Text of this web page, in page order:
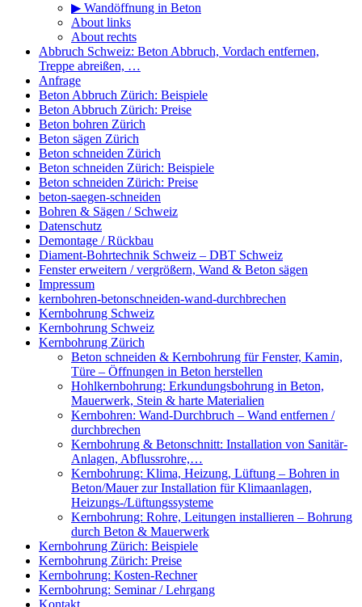
▶ Wandöffnung in Beton
About links
About rechts
Abbruch Schweiz: Beton Abbruch, Vordach entfernen,
Treppe abreißen, …
Anfrage
Beton Abbruch Zürich: Beispiele
Beton Abbruch Zürich: Preise
Beton bohren Zürich
Beton sägen Zürich
Beton schneiden Zürich
Beton schneiden Zürich: Beispiele
Beton schneiden Zürich: Preise
beton-saegen-schneiden
Bohren & Sägen / Schweiz
Datenschutz
Demontage / Rückbau
Diament-Bohrtechnik Schweiz – DBT Schweiz
Fenster erweitern / vergrößern, Wand & Beton sägen
Impressum
kernbohren-betonschneiden-wand-durchbrechen
Kernbohrung Schweiz
Kernbohrung Schweiz
Kernbohrung Zürich
Beton schneiden & Kernbohrung für Fenster, Kamin,
Türe – Öffnungen in Beton herstellen
Hohlkernbohrung: Erkundungsbohrung in Beton,
Mauerwerk, Stein & harte Materialien
Kernbohren: Wand-Durchbruch – Wand entfernen /
durchbrechen
Kernbohrung & Betonschnitt: Installation von Sanitär-
Anlagen, Abflussrohre,…
Kernbohrung: Klima, Heizung, Lüftung – Bohren in
Beton/Mauer zur Installation für Klimaanlagen,
Heizungs-/Lüftungssysteme
Kernbohrung: Rohre, Leitungen installieren – Bohrung
durch Beton & Mauerwerk
Kernbohrung Zürich: Beispiele
Kernbohrung Zürich: Preise
Kernbohrung: Kosten-Rechner
Kernbohrung: Seminar / Lehrgang
Kontakt